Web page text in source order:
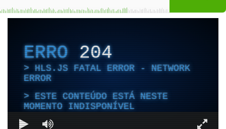
ERRO204
HLS.JS FATAL ERROR - NETWORK
ERROR
ESTE CONTEÚDO ESTÁ NESTE
MOMENTO INDISPONÍVEL